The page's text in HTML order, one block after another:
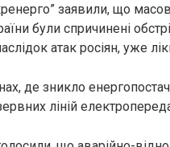
заявили, що
були спричинені
атак росіян, уже
де зникло
ліній